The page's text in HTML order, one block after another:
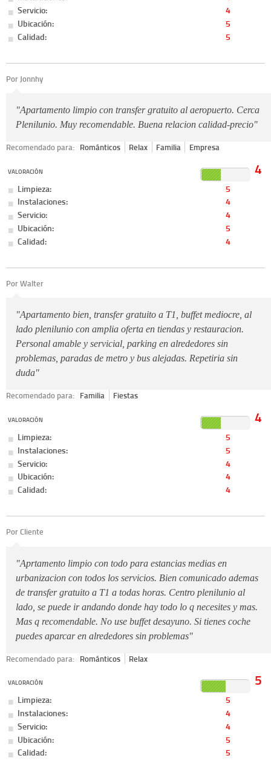
Servicio:
4
Ubicación:
5
Calidad:
5
Por Jonnhy
"Apartamento limpio con transfer gratuito al aeropuerto. Cerca
Plenilunio. Muy recomendable. Buena relacion calidad-precio"
Recomendado para: Románticos Relax Familia Empresa
VALORACIÓN 4
Limpieza:
5
Instalaciones:
4
Servicio:
4
Ubicación:
5
Calidad:
4
Por Walter
"Apartamento bien, transfer gratuito a T1, buffet mediocre, al
lado plenilunio con amplia oferta en tiendas y restauracion.
Personal amable y servicial, parking en alrededores sin
problemas, paradas de metro y bus alejadas. Repetiria sin
duda"
Recomendado para: Familia Fiestas
VALORACIÓN 4
Limpieza:
5
Instalaciones:
5
Servicio:
4
Ubicación:
4
Calidad:
4
Por Cliente
"Aprtamento limpio con todo para estancias medias en
urbanizacion con todos los servicios. Bien comunicado ademas
de transfer gratuito a T1 a todas horas. Centro plenilunio al
lado, se puede ir andando donde hay todo lo q necesites y mas.
Mas q recomendable. No use buffet desayuno. Si tienes coche
puedes aparcar en alrededores sin problemas"
Recomendado para: Románticos Relax
VALORACIÓN 5
Limpieza:
5
Instalaciones:
4
Servicio:
4
Ubicación:
5
Calidad:
5